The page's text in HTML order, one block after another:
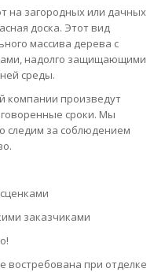
на загородных или дачных
доска. Этот вид
массива дерева с
надолго защищающими
среды.
компании произведут
сроки. Мы
следим за соблюдением
заказчиками
востребована при отделке